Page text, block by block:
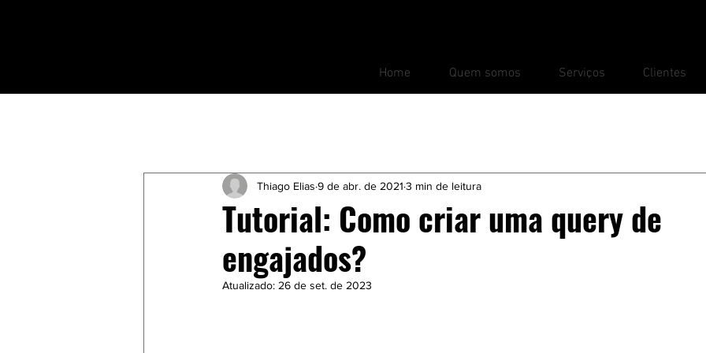
Home Quem somos Serviços Clientes
Tutorial: Como criar uma query de
engajados?
Thiago Elias 9 de abr. de 2021 3 min de leitura
Atualizado: 26 de set. de 2023